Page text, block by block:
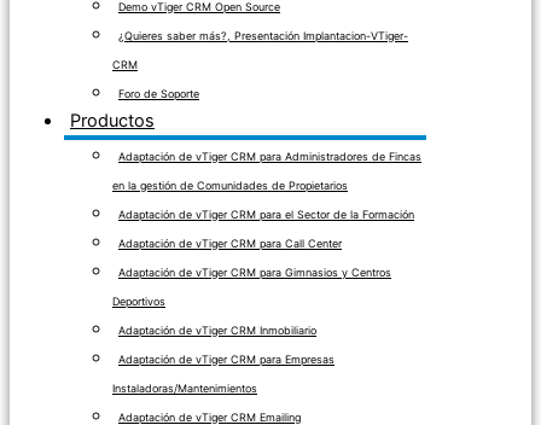
Demo vTiger CRM Open Source
¿Quieres saber más?, Presentación Implantacion-VTiger-
CRM
Foro de Soporte
Productos
Adaptación de vTiger CRM para Administradores de Fincas
en la gestión de Comunidades de Propietarios
Adaptación de vTiger CRM para el Sector de la Formación
Adaptación de vTiger CRM para Call Center
Adaptación de vTiger CRM para Gimnasios y Centros
Deportivos
Adaptación de vTiger CRM Inmobiliario
Adaptación de vTiger CRM para Empresas
Instaladoras/Mantenimientos
Adaptación de vTiger CRM Emailing